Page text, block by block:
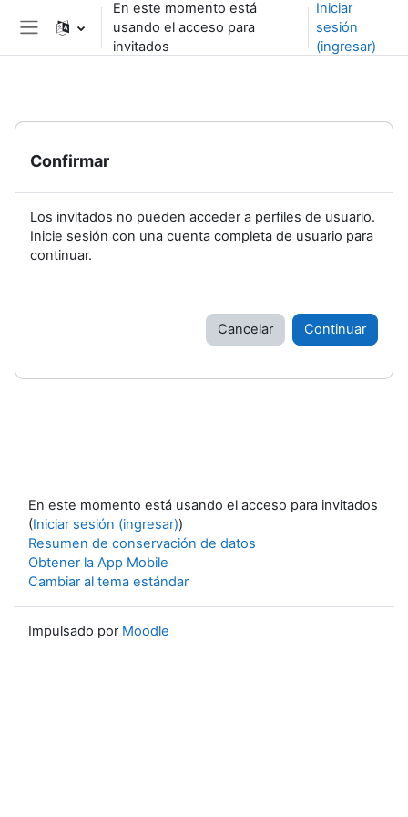
Saltar al contenido principal
Pánel lateral
En este momento está
usando el acceso para
invitados
Iniciar
sesión
(ingresar)
Confirmar
Los invitados no pueden acceder a perfiles de usuario.
Inicie sesión con una cuenta completa de usuario para
continuar.
Cancelar Continuar
En este momento está usando el acceso para invitados
(Iniciar sesión (ingresar))
Resumen de conservación de datos
Obtener la App Mobile
Cambiar al tema estándar
Impulsado por Moodle